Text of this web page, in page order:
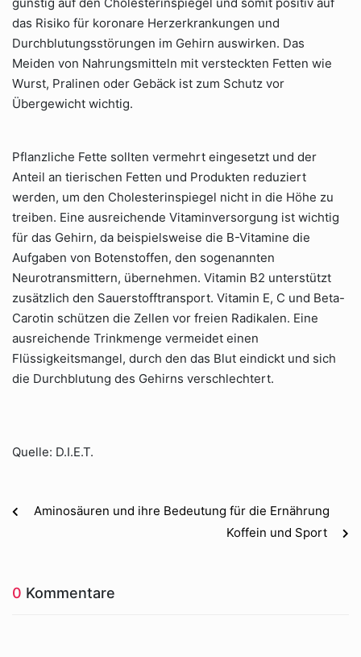
das Risiko für koronare Herzerkrankungen und
Durchblutungsstörungen im Gehirn auswirken. Das
Meiden von Nahrungsmitteln mit versteckten Fetten wie
Wurst, Pralinen oder Gebäck ist zum Schutz vor
Übergewicht wichtig.
Pflanzliche Fette sollten vermehrt eingesetzt und der
Anteil an tierischen Fetten und Produkten reduziert
werden, um den Cholesterinspiegel nicht in die Höhe zu
treiben. Eine ausreichende Vitaminversorgung ist wichtig
für das Gehirn, da beispielsweise die B-Vitamine die
Aufgaben von Botenstoffen, den sogenannten
Neurotransmittern, übernehmen. Vitamin B2 unterstützt
zusätzlich den Sauerstofftransport. Vitamin E, C und Beta-
Carotin schützen die Zellen vor freien Radikalen. Eine
ausreichende Trinkmenge vermeidet einen
Flüssigkeitsmangel, durch den das Blut eindickt und sich
die Durchblutung des Gehirns verschlechtert.
Quelle: D.I.E.T.
Aminosäuren und ihre Bedeutung für die Ernährung
Koffein und Sport
0 Kommentare